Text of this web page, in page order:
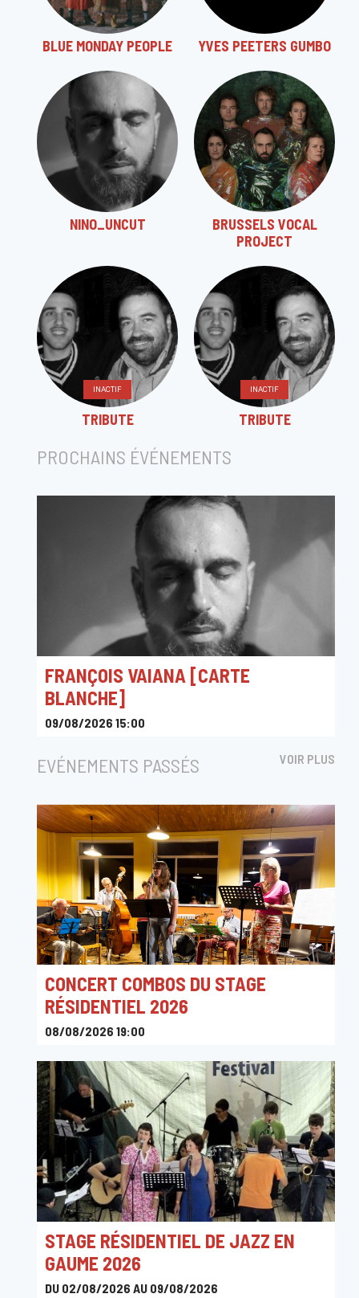
BLUE MONDAY PEOPLE YVES PEETERS GUMBO
NINO_UNCUT
BRUSSELS VOCAL
PROJECT
INACTIF
TRIBUTE
INACTIF
TRIBUTE
PROCHAINS ÉVÉNEMENTS
FRANÇOIS VAIANA [CARTE
BLANCHE]
09/08/2026 15:00
EVÉNEMENTS PASSÉS VOIR PLUS
CONCERT COMBOS DU STAGE
RÉSIDENTIEL 2026
08/08/2026 19:00
STAGE RÉSIDENTIEL DE JAZZ EN
GAUME 2026
DU 02/08/2026 AU 09/08/2026